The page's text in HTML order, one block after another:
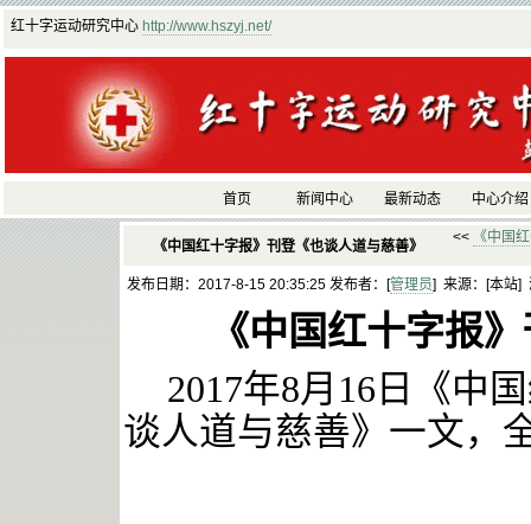
红十字运动研究中心 http://www.hszyj.net/
首页 新闻中心 最新动态 中心介绍
《中国红十字报》刊登《也谈人道与慈善》
<< 《中国
发布日期：2017-8-15 20:35:25 发布者：[管理员] 来源：[本站]
《中国红十字报
2017年8月 16 日《中
谈人道与慈善》一文，